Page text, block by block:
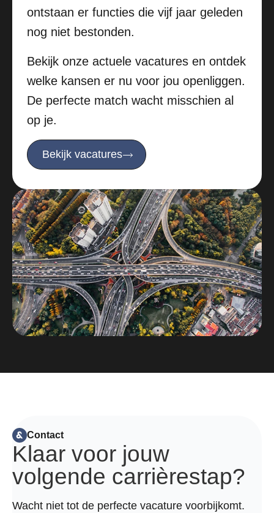
ontstaan er functies die vijf jaar geleden
nog niet bestonden.
Bekijk onze actuele vacatures en ontdek
welke kansen er nu voor jou openliggen.
De perfecte match wacht misschien al
op je.
Bekijk vacatures
Contact
Klaar voor jouw
volgende carrièrestap?
Wacht niet tot de perfecte vacature voorbijkomt.